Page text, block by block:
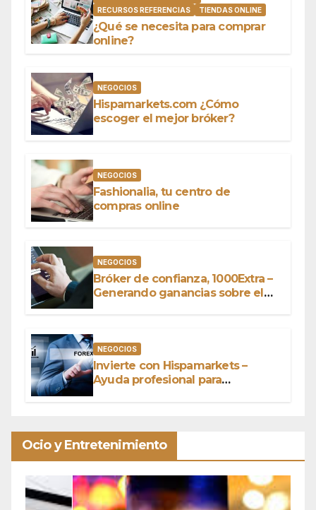
RECURSOS REFERENCIAS
TIENDAS ONLINE
¿Qué se necesita para comprar
online?
NEGOCIOS
Hispamarkets.com ¿Cómo
escoger el mejor bróker?
NEGOCIOS
Fashionalia, tu centro de
compras online
NEGOCIOS
Bróker de confianza, 1000Extra –
Generando ganancias sobre el
NEGOCIOS
Invierte con Hispamarkets –
Ayuda profesional para
Ocio y Entretenimiento